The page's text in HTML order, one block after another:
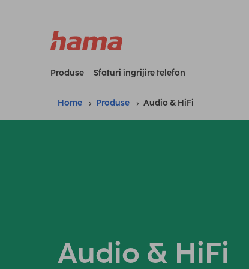
Produse Sfaturi îngrijire telefon
Home Produse Audio & HiFi
Audio & HiFi